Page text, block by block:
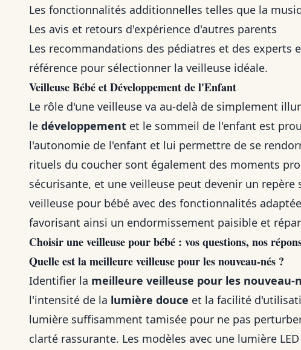
Les fonctionnalités additionnelles telles que la
Les avis et retours d'expérience d'autres parents
Les recommandations des pédiatres et des experts
référence pour sélectionner la veilleuse idéale.
Veilleuse Bébé et Développement de l'Enfant
Le rôle d'une veilleuse va au-delà de simplement
le développement et le sommeil de l'enfant est
l'autonomie de l'enfant et lui permettre de se
rituels du coucher sont également des moments
sécurisante, et une veilleuse peut devenir un
veilleuse pour bébé avec des fonctionnalités
favorisant ainsi un endormissement paisible et
Choisir une veilleuse pour bébé : vos questions, nos
Quelle est la meilleure veilleuse pour les nouveau-nés ?
Identifier la meilleure veilleuse pour les nouveau-
l'intensité de la lumière douce et la facilité
lumière suffisamment tamisée pour ne pas
clarté rassurante. Les modèles avec une lumière